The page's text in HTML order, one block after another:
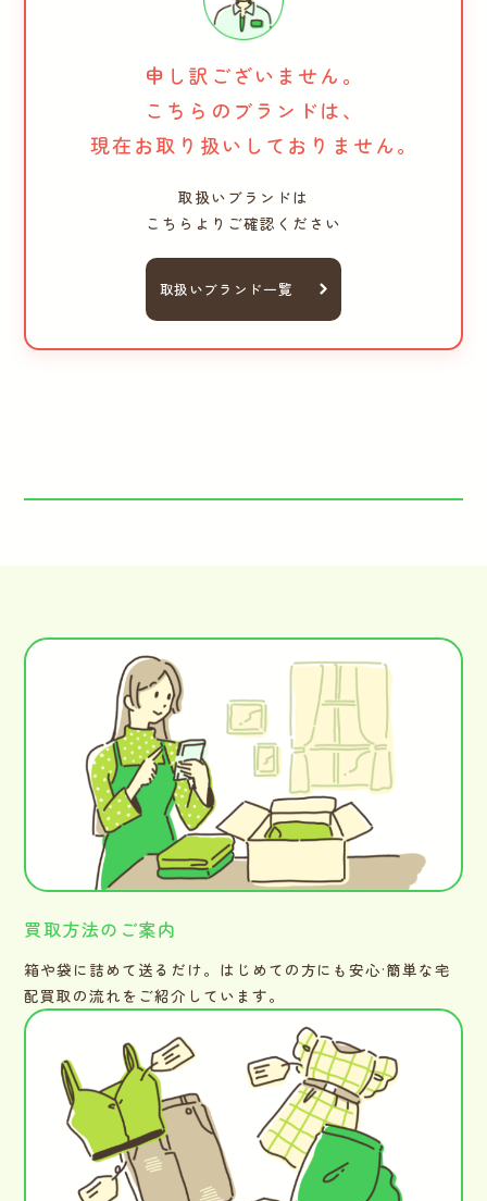
申し訳ございません。
こちらのブランドは、
現在お取り扱いしておりません。
取扱いブランドは
こちらよりご確認ください
取扱いブランド一覧
買取方法のご案内
箱や袋に詰めて送るだけ。はじめての方にも安心·簡単な宅
配買取の流れをご紹介しています。